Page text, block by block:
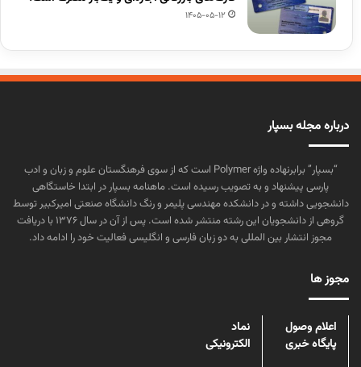
1405-05-12
درباره مجله بسپار
“بسپار” برابرنهاده واژه Polymer است که از سوی فرهنگستان علوم و زبان و ادب
پارسی پیشنهاد و به تصویب رسیده است. ماهنامه بسپار در ابتدا خاستگاهی
دانشجویی داشته و در دانشکده مهندسی پلیمر و رنگ دانشگاه صنعتی امیرکبیر توسط
گروهی از دانشجویان این رشته منتشر شده است. پس از آن در سال ۱۳۷۶ با دریافت
مجوز انتشار بین المللی به دو زبان فارسی و انگلیسی فعالیت خود را ادامه داد.
مجوز ها
اعلام وصول
پایگاه خبری
نماد
الکترونیکی